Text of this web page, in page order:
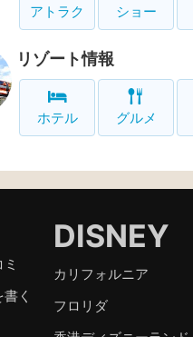
アトラク ショー
リゾート情報
ホテル グルメ
く
DISNEY
カリフォルニア
フロリダ